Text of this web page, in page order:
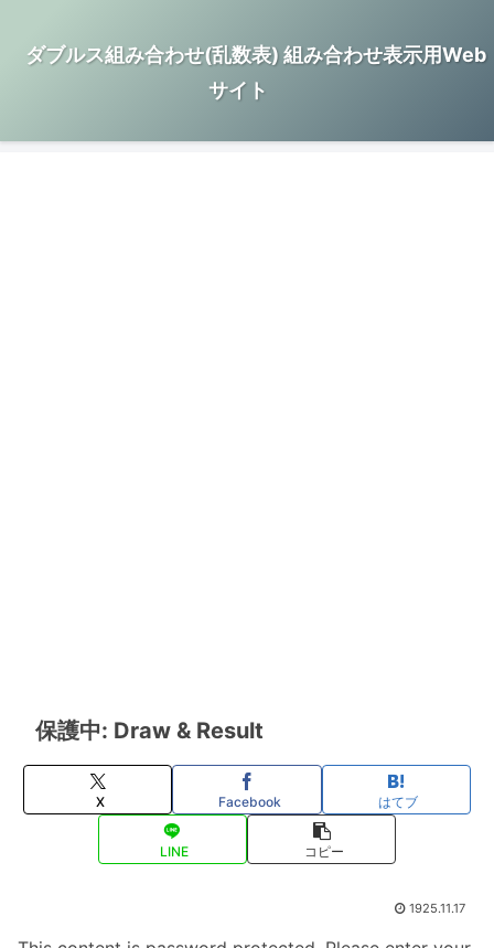
ダブルス組み合わせ(乱数表) 組み合わせ表示用Web
サイト
保護中: Draw & Result
X Facebook はてブ
LINE コピー
1925.11.17